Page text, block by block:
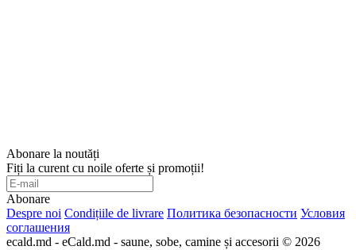
Abonare la noutăți
Fiți la curent cu noile oferte și promoții!
Abonare
Despre noi Condițiile de livrare Политика безопасности Условия
соглашения
ecald.md - eCald.md - saune, sobe, camine și accesorii © 2026